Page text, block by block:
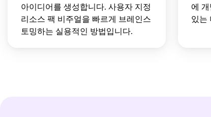
아이디어를 생성합니다. 사용자 지정
리소스 팩 비주얼을 빠르게 브레인스
토밍하는 실용적인 방법입니다.
에
있는